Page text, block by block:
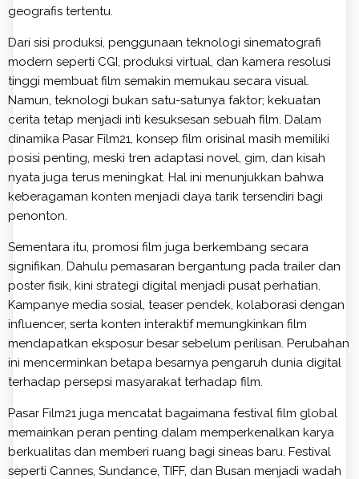
geografis tertentu.
Dari sisi produksi, penggunaan teknologi sinematografi
modern seperti CGI, produksi virtual, dan kamera resolusi
tinggi membuat film semakin memukau secara visual.
Namun, teknologi bukan satu-satunya faktor; kekuatan
cerita tetap menjadi inti kesuksesan sebuah film. Dalam
dinamika Pasar Film21, konsep film orisinal masih memiliki
posisi penting, meski tren adaptasi novel, gim, dan kisah
nyata juga terus meningkat. Hal ini menunjukkan bahwa
keberagaman konten menjadi daya tarik tersendiri bagi
penonton.
Sementara itu, promosi film juga berkembang secara
signifikan. Dahulu pemasaran bergantung pada trailer dan
poster fisik, kini strategi digital menjadi pusat perhatian.
Kampanye media sosial, teaser pendek, kolaborasi dengan
influencer, serta konten interaktif memungkinkan film
mendapatkan eksposur besar sebelum perilisan. Perubahan
ini mencerminkan betapa besarnya pengaruh dunia digital
terhadap persepsi masyarakat terhadap film.
Pasar Film21 juga mencatat bagaimana festival film global
memainkan peran penting dalam memperkenalkan karya
berkualitas dan memberi ruang bagi sineas baru. Festival
seperti Cannes, Sundance, TIFF, dan Busan menjadi wadah